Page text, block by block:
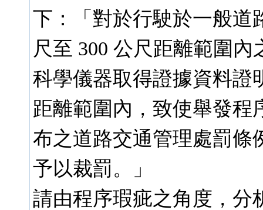
下：「對於行駛於一般道
尺至 300 公尺距離範圍
科學儀器取得證據資料證
距離範圍內，致使舉發程
布之道路交通管理處罰條
予以裁罰。」
請由程序瑕疵之角度，分